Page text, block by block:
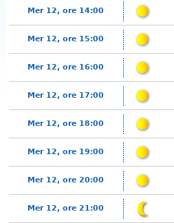
Mer 12, ore 14:00
Mer 12, ore 15:00
Mer 12, ore 16:00
Mer 12, ore 17:00
Mer 12, ore 18:00
Mer 12, ore 19:00
Mer 12, ore 20:00
Mer 12, ore 21:00